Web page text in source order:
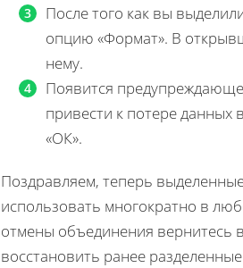
После того как вы
опцию «Формат». В
нему.
Появится
привести к потере данных
«ОК».
Поздравляем, теперь
использовать многократно в
отмены объединения вернитесь
восстановить ранее